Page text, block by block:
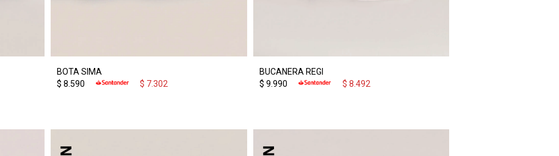
BOTA SIMA
$ 8.590 $ 7.302
BUCANERA REGI
$ 9.990 $ 8.492